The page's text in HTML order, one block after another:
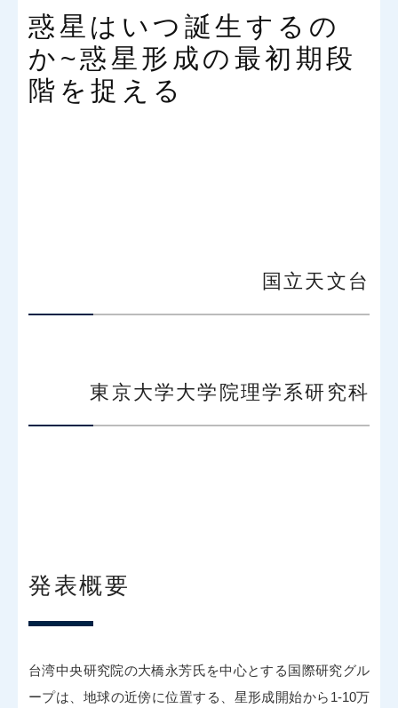
惑星はいつ誕生するの
か~惑星形成の最初期段
階を捉える
国立天文台
東京大学大学院理学系研究科
発表概要
台湾中央研究院の大橋永芳氏を中心とする国際研究グル
ープは、地球の近傍に位置する、星形成開始から 1-10万